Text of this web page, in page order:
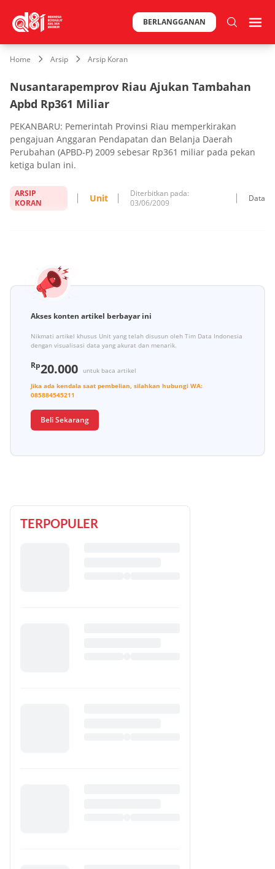
BERLANGGANAN
Home Arsip Arsip Koran
Nusantarapemprov Riau Ajukan Tambahan
Apbd Rp361 Miliar
PEKANBARU: Pemerintah Provinsi Riau memperkirakan
pengajuan Anggaran Pendapatan dan Belanja Daerah
Perubahan (APBD-P) 2009 sebesar Rp361 miliar pada pekan
ketiga bulan ini.
ARSIP
KORAN
Unit
Diterbitkan pada:
03/06/2009
Data
Akses konten artikel berbayar ini
Nikmati artikel khusus Unit yang telah disusun oleh Tim Data Indonesia
dengan visualisasi data yang akurat dan menarik.
Rp20.000
untuk baca artikel
Jika ada kendala saat pembelian, silahkan hubungi WA:
085884545211
Beli Sekarang
TERPOPULER